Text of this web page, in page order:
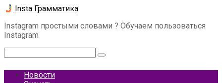
Перейти
контенту
Insta Грамматика
Instagram простыми словами ? Обучаем пользоваться
Instagram
Новости